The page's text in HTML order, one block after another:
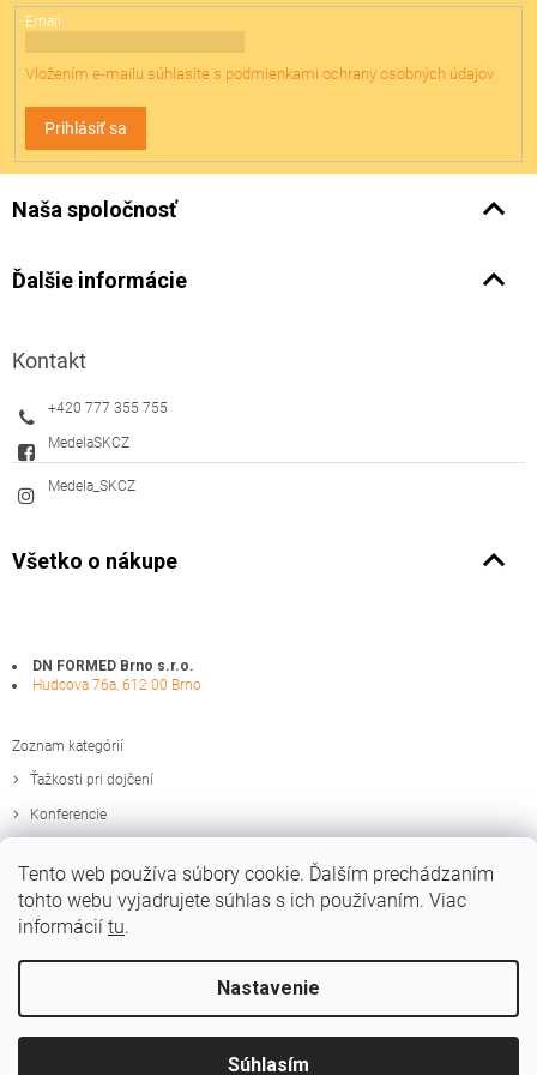
Tento web používa súbory cookie. Ďalším prechádzaním
tohto webu vyjadrujete súhlas s ich používaním. Viac
informácií tu.
Nastavenie
Súhlasím
Email
Vložením e-mailu súhlasíte s podmienkami ochrany osobných údajov
Prihlásiť sa
Naša spoločnosť
Ďalšie informácie
Kontakt
+420 777 355 755
MedelaSKCZ
Medela_SKCZ
Všetko o nákupe
DN FORMED Brno s.r.o.
Hudcova 76a, 612 00 Brno
Zoznam kategórií
Ťažkosti pri dojčení
Konferencie
Edukačné materiály
Vytvoril Shoptet
Medela.sk. Všetky práva vyhradené.